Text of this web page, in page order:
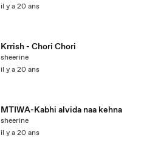
il y a 20 ans
Krrish - Chori Chori
sheerine
il y a 20 ans
MTIWA-Kabhi alvida naa kehna
sheerine
il y a 20 ans